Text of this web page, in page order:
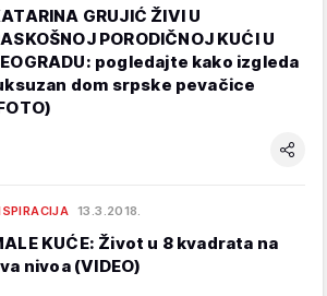
GRUJIĆ ŽIVI U
PORODIČNOJ KUĆI U
pogledajte kako izgleda
dom srpske pevačice
13.3.2018.
KUĆE: Život u 8 kvadrata na
nivoa (VIDEO)